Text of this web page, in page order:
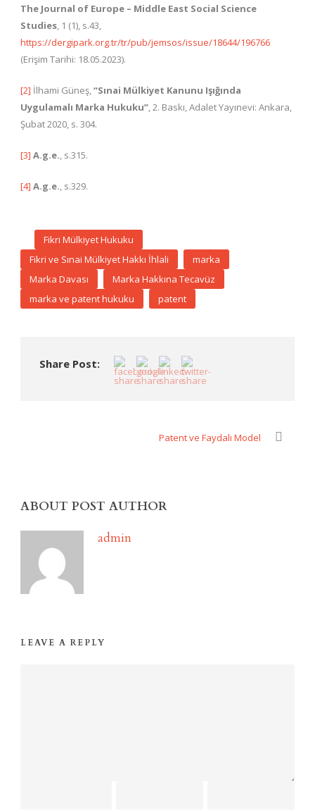
The Journal of Europe – Middle East Social Science
Studies, 1 (1), s.43,
https://dergipark.org.tr/tr/pub/jemsos/issue/18644/196766
(Erişim Tarihi: 18.05.2023).
[2] İlhami Güneş,“Sınai Mülkiyet Kanunu Işığında
Uygulamalı Marka Hukuku”, 2. Baskı, Adalet Yayınevi: Ankara,
Şubat 2020, s. 304.
[3] A.g.e., s.315.
[4] A.g.e., s.329.
Fikri Mülkiyet Hukuku
Fikri ve Sınai Mülkiyet Hakkı İhlali
marka
Marka Davası
Marka Hakkına Tecavüz
marka ve patent hukuku
patent
Share Post:
Patent ve Faydalı Model
ABOUT POST AUTHOR
admin
LEAVE A REPLY